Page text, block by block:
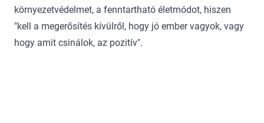
környezetvédelmet, a fenntartható életmódot, hiszen
"kell a megerősítés kívülről, hogy jó ember vagyok, vagy
hogy amit csinálok, az pozitív".